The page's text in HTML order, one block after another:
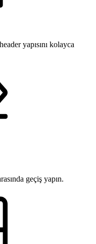
yapısını kolayca
geçiş yapın.